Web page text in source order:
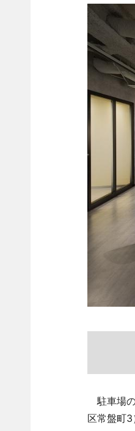
駐車場
区常盤町3